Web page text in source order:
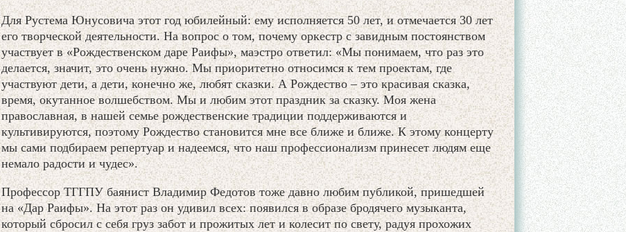
Для Рустема Юнусовича этот год юбилейный: ему исполняется 50 лет, и отмечается 30 лет
его творческой деятельности. На вопрос о том, почему оркестр с завидным постоянством
участвует в «Рождественском даре Раифы», маэстро ответил: «Мы понимаем, что раз это
делается, значит, это очень нужно. Мы приоритетно относимся к тем проектам, где
участвуют дети, а дети, конечно же, любят сказки. А Рождество – это красивая сказка,
время, окутанное волшебством. Мы и любим этот праздник за сказку. Моя жена
православная, в нашей семье рождественские традиции поддерживаются и
культивируются, поэтому Рождество становится мне все ближе и ближе. К этому концерту
мы сами подбираем репертуар и надеемся, что наш профессионализм принесет людям еще
немало радости и чудес».
Профессор ТГГПУ баянист Владимир Федотов тоже давно любим публикой, пришедшей
на «Дар Раифы». На этот раз он удивил всех: появился в образе бродячего музыканта,
который сбросил с себя груз забот и прожитых лет и колесит по свету, радуя прохожих